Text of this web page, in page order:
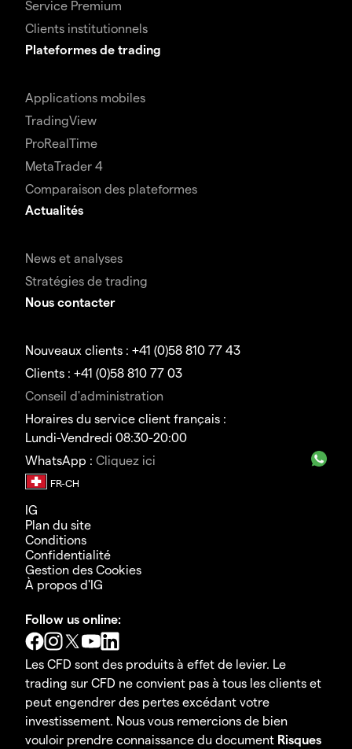
Service Premium
Clients institutionnels
Plateformes de trading
Applications mobiles
TradingView
ProRealTime
MetaTrader 4
Comparaison des plateformes
Actualités
News et analyses
Stratégies de trading
Nous contacter
Nouveaux clients : +41 (0)58 810 77 43
Clients : +41 (0)58 810 77 03
Conseil d'administration
Horaires du service client français :
Lundi-Vendredi 08:30-20:00
WhatsApp : Cliquez ici
IG
Plan du site
Conditions
Confidentialité
Gestion des Cookies
À propos d'IG
Follow us online:
Les CFD sont des produits à effet de levier. Le
trading sur CFD ne convient pas à tous les clients et
peut engendrer des pertes excédant votre
investissement. Nous vous remercions de bien
vouloir prendre connaissance du document Risques